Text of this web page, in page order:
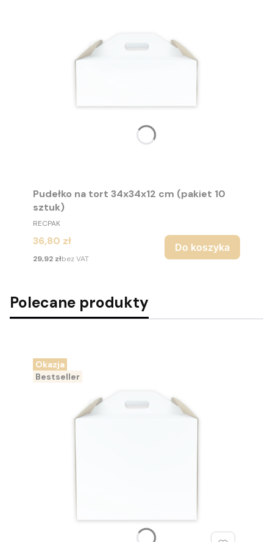
Pudełko na tort 34x34x12 cm (pakiet 10
sztuk)
PRODUCENT
RECPAK
Cena
36,80 zł
Cena
29,92 złbez VAT
Do koszyka
Polecane produkty
Okazja
Bestseller